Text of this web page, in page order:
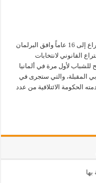
الحكومة الألمانية توافق على خفض سن الاقتراع إلى 16 عاماً وافق البرلمان
القانوني لانتخابات
بذلك سيسمح للشباب لأول مرة في ألمانيا
المقبلة، والتي ستجرى في
قدمته الحكومة الائتلافية من عدد